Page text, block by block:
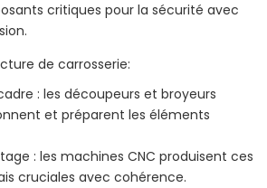
critiques pour la sécurité avec
de carrosserie:
: les découpeurs et broyeurs
et préparent les éléments
: les machines CNC produisent ces
cruciales avec cohérence.